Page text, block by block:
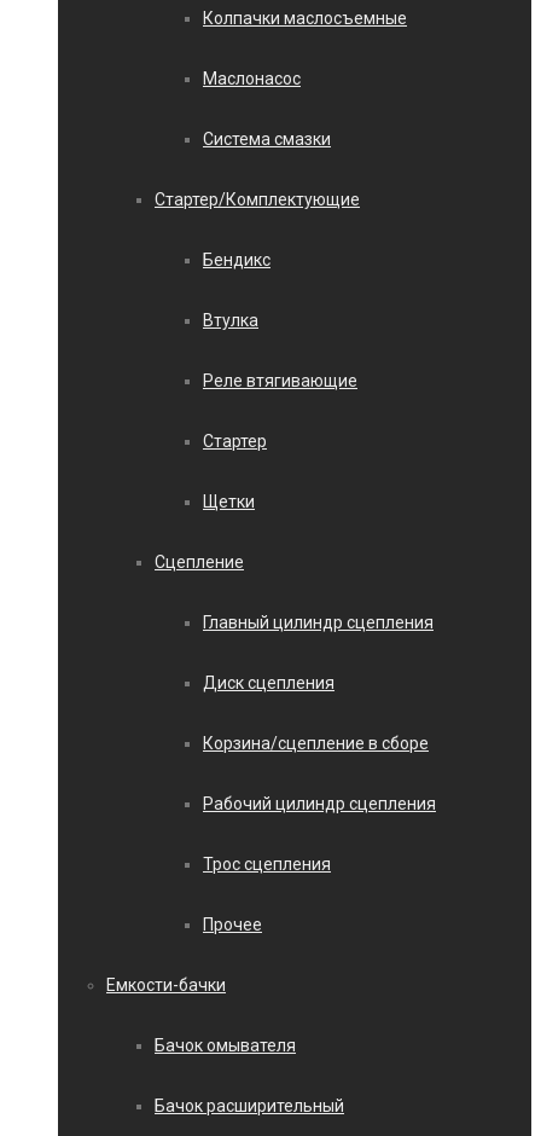
Колпачки маслосъемные
Маслонасос
Система смазки
Стартер/Комплектующие
Бендикс
Втулка
Реле втягивающие
Стартер
Щетки
Сцепление
Главный цилиндр сцепления
Диск сцепления
Корзина/сцепление в сборе
Рабочий цилиндр сцепления
Трос сцепления
Прочее
Емкости-бачки
Бачок омывателя
Бачок расширительный